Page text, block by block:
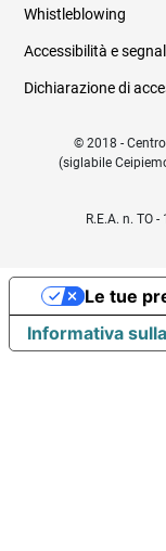
Whistleblowing
Accessibilità e
Dichiarazione di
© 2018 -
(siglabile
R.E.A. n. TO
Informativa
Le tue